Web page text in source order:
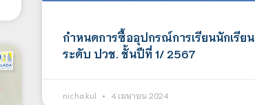
กำหนดการซื้ออุปกรณ์การเรียนนักเรียน
ระดับ ปวช. ชั้นปีที่ 1/ 2567
nicha.kul 4 เมษายน 2024